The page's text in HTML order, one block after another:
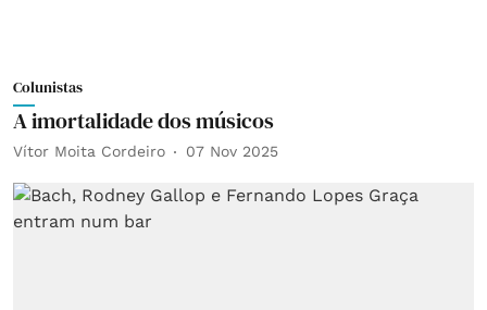
Colunistas
A imortalidade dos músicos
Vítor Moita Cordeiro 07 Nov 2025